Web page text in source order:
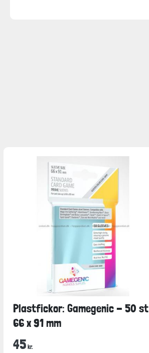
Plastfickor: Gamegenic - 50 st
66 x 91 mm
45 kr.